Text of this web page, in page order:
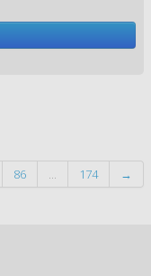
86 ... 174 →